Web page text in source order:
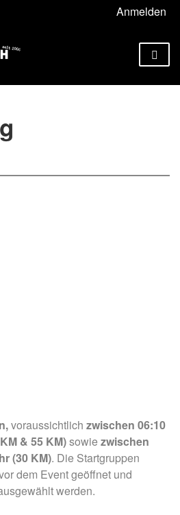
Anmelden
voraussichtlich zwischen 06:10
& 55 KM)sowie zwischen
(30 KM). Die Startgruppen
dem Event geöffnet und
werden.